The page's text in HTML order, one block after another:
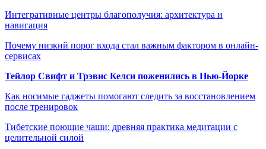
Интегративные центры благополучия: архитектура и
навигация
Почему низкий порог входа стал важным фактором в онлайн-
сервисах
Тейлор Свифт и Трэвис Келси поженились в Нью-Йорке
Как носимые гаджеты помогают следить за восстановлением
после тренировок
Тибетские поющие чаши: древняя практика медитации с
целительной силой